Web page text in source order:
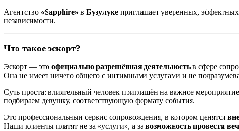
Агентство «Sapphire» в Бузулуке приглашает уверенных,
независимости.
Что такое эскорт?
Эскорт — это официально разрешённая деятельность в сфере
Она не имеет ничего общего с интимными услугами и не
Суть проста: влиятельный человек приглашён на важное
подбираем девушку, соответствующую формату события.
Это профессиональный сервис сопровождения, в котором ценятся
Наши клиенты платят не за «услуги», а за возможность провести